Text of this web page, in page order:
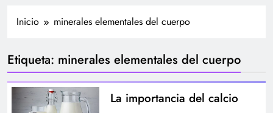
investigación…
Inicio minerales elementales del cuerpo
Etiqueta: minerales elementales del cuerpo
La importancia del calcio